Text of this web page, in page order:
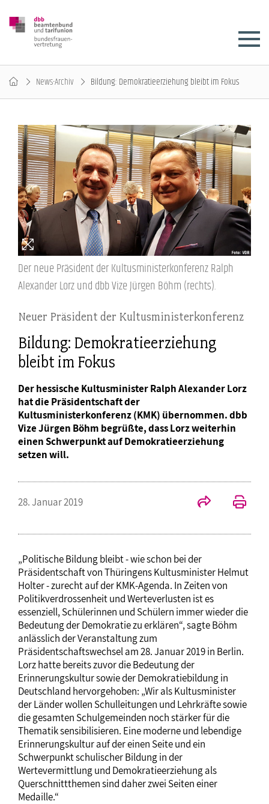
News-Archiv Bildung: Demokratieerziehung bleibt im Fokus
Der neue Präsident der Kultusministerkonferenz Ralph
Alexander Lorz und dbb Vize Jürgen Böhm (rechts).
Neuer Präsident der Kultusministerkonferenz
Bildung: Demokratieerziehung
bleibt im Fokus
Der hessische Kultusminister Ralph Alexander Lorz
hat die Präsidentschaft der
Kultusministerkonferenz (KMK) übernommen. dbb
Vize Jürgen Böhm begrüßte, dass Lorz weiterhin
einen Schwerpunkt auf Demokratieerziehung
setzen will.
28. Januar 2019
„Politische Bildung bleibt - wie schon bei der
Präsidentschaft von Thüringens Kultusminister Helmut
Holter - zurecht auf der KMK-Agenda. In Zeiten von
Politikverdrossenheit und Werteverlusten ist es
essenziell, Schülerinnen und Schülern immer wieder die
Bedeutung der Demokratie zu erklären“, sagte Böhm
anlässlich der Veranstaltung zum
Präsidentschaftswechsel am 28. Januar 2019 in Berlin.
Lorz hatte bereits zuvor die Bedeutung der
Erinnerungskultur sowie der Demokratiebildung in
Deutschland hervorgehoben: „Wir als Kultusminister
der Länder wollen Schulleitungen und Lehrkräfte sowie
die gesamten Schulgemeinden noch stärker für die
Thematik sensibilisieren. Eine moderne und lebendige
Erinnerungskultur auf der einen Seite und ein
Schwerpunkt schulischer Bildung in der
Wertevermittlung und Demokratieerziehung als
Querschnittthemen sind daher zwei Seiten einer
Medaille.“